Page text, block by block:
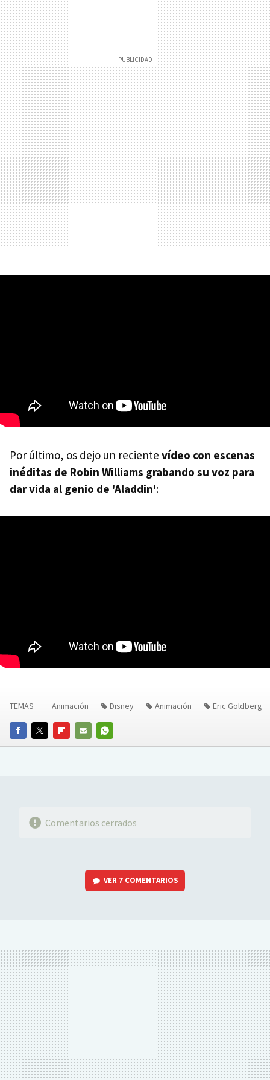
Por último, os dejo un reciente vídeo con escenas
inéditas de Robin Williams grabando su voz para
dar vida al genio de 'Aladdin':
FACEBOOKTWITTERFLIPBOARD
E-
WHATSAPP
TEMAS Animación Disney Animación Eric Goldberg
Comentarios cerrados
VER 7 COMENTARIOS